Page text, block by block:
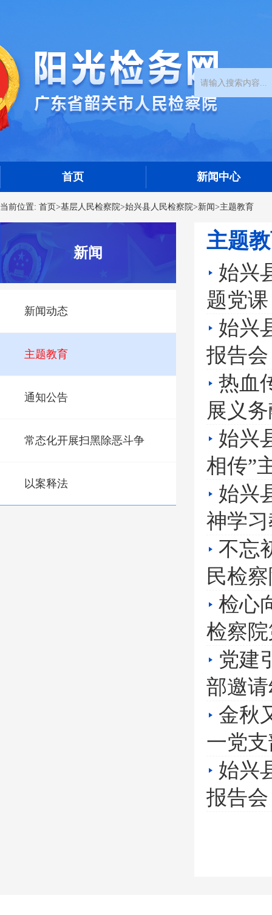
首页 新闻中心
当前位置: 首页>基层人民检察院>始兴县人民检察院>新闻>主题教育
新闻
新闻动态
主题教育
通知公告
常态化开展扫黑除恶斗争
以案释法
主题
始兴
题党
始兴
报告会
热血
展义
始兴
相传”
始兴
神学
不忘
民检
检心
检察
党建
部邀
金秋
一党
始兴
报告会